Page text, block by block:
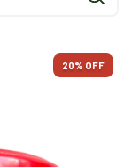
20% OFF